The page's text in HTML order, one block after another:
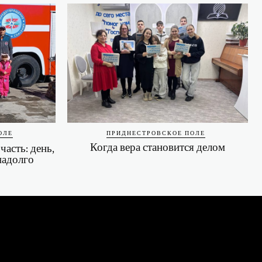
день,
ПРИДНЕСТРОВСКОЕ ПОЛЕ
Когда вера становится делом